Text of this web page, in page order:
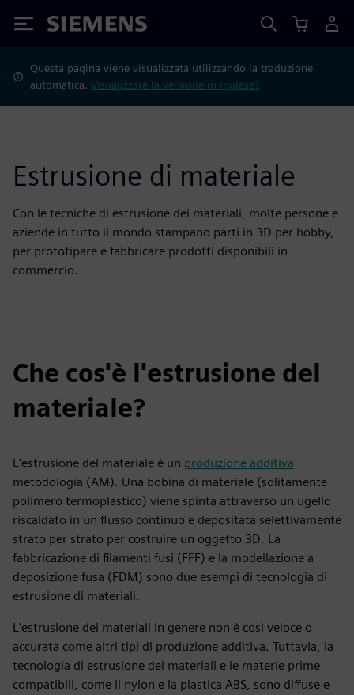
Siemens
Questa pagina viene visualizzata utilizzando la traduzione
automatica.Visualizzare la versione in inglese?
Estrusione di materiale
Con le tecniche di estrusione dei materiali, molte persone e
aziende in tutto il mondo stampano parti in 3D per hobby,
per prototipare e fabbricare prodotti disponibili in
commercio.
Che cos'è l'estrusione del
materiale?
L'estrusione del materiale è un produzione additiva
metodologia (AM). Una bobina di materiale (solitamente
polimero termoplastico) viene spinta attraverso un ugello
riscaldato in un flusso continuo e depositata selettivamente
strato per strato per costruire un oggetto 3D. La
fabbricazione di filamenti fusi (FFF) e la modellazione a
deposizione fusa (FDM) sono due esempi di tecnologia di
estrusione di materiali.
L'estrusione dei materiali in genere non è così veloce o
accurata come altri tipi di produzione additiva. Tuttavia, la
tecnologia di estrusione dei materiali e le materie prime
compatibili, come il nylon e la plastica ABS, sono diffuse e